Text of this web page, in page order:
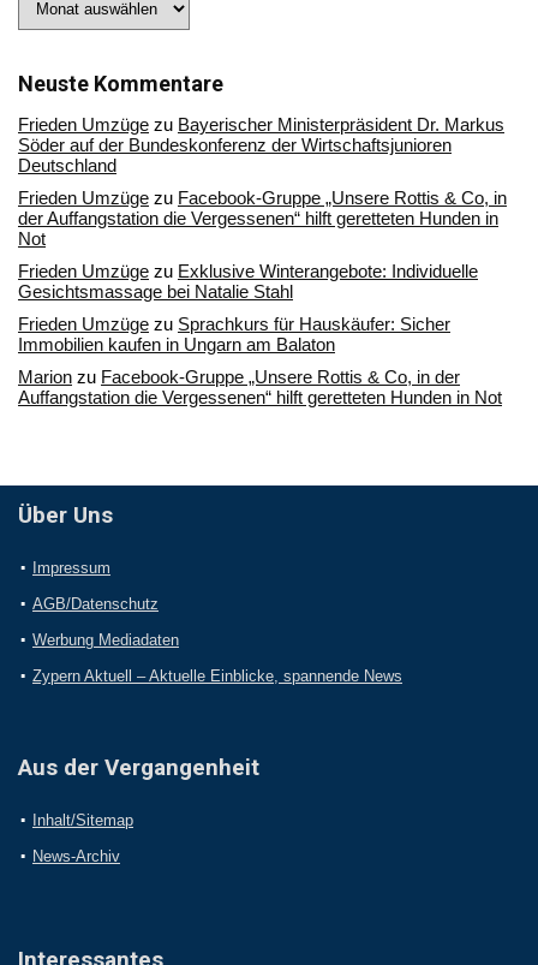
Sie
Archiv
Neuste Kommentare
Frieden Umzüge zu Bayerischer Ministerpräsident Dr. Markus
Söder auf der Bundeskonferenz der Wirtschaftsjunioren
Deutschland
Frieden Umzüge zu Facebook-Gruppe „Unsere Rottis & Co, in
der Auffangstation die Vergessenen“ hilft geretteten Hunden in
Not
Frieden Umzüge zu Exklusive Winterangebote: Individuelle
Gesichtsmassage bei Natalie Stahl
Frieden Umzüge zu Sprachkurs für Hauskäufer: Sicher
Immobilien kaufen in Ungarn am Balaton
Marion zu Facebook-Gruppe „Unsere Rottis & Co, in der
Auffangstation die Vergessenen“ hilft geretteten Hunden in Not
Über Uns
Impressum
AGB/Datenschutz
Werbung Mediadaten
Zypern Aktuell – Aktuelle Einblicke, spannende News
Aus der Vergangenheit
Inhalt/Sitemap
News-Archiv